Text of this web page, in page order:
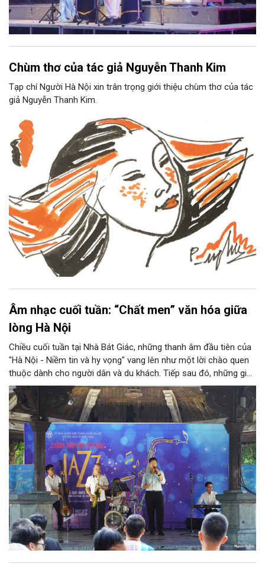
Chùm thơ của tác giả Nguyễn Thanh Kim
Tạp chí Người Hà Nội xin trân trọng giới thiệu chùm thơ của tác
giả Nguyễn Thanh Kim.
Âm nhạc cuối tuần: “Chất men” văn hóa giữa
lòng Hà Nội
Chiều cuối tuần tại Nhà Bát Giác, những thanh âm đầu tiên của
"Hà Nội - Niềm tin và hy vọng" vang lên như một lời chào quen
thuộc dành cho người dân và du khách. Tiếp sau đó, những giai
điệu jazz kinh điển của thế giới lần lượt cất lên qua phần biểu
diễn của NSƯT Quyền Văn Minh và các nghệ sĩ Bình Minh Jazz
Club, mở ra một không gian âm nhạc giàu cảm xúc ngay giữa
trung tâm Thủ đô.